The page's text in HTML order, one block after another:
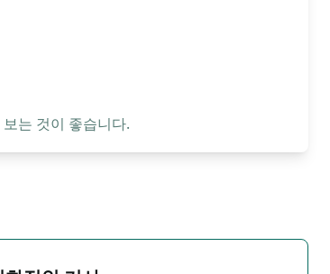
는 것이 좋습니다.